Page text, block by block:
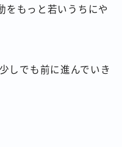
をもっと若いうちにや
しでも前に進んでいき